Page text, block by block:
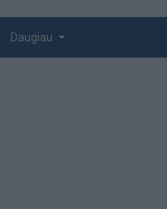
Daugiau